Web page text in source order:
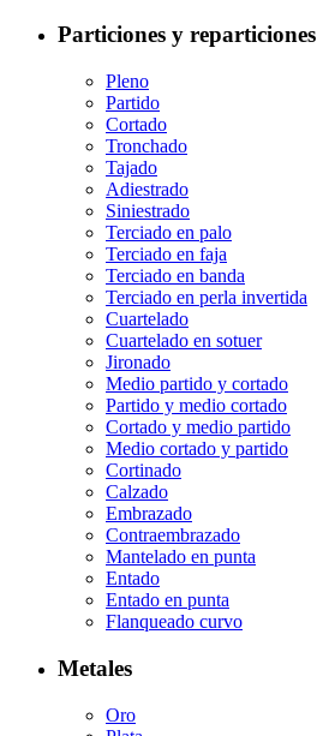
Particiones y reparticiones
Pleno
Partido
Cortado
Tronchado
Tajado
Adiestrado
Siniestrado
Terciado en palo
Terciado en faja
Terciado en banda
Terciado en perla invertida
Cuartelado
Cuartelado en sotuer
Jironado
Medio partido y cortado
Partido y medio cortado
Cortado y medio partido
Medio cortado y partido
Cortinado
Calzado
Embrazado
Contraembrazado
Mantelado en punta
Entado
Entado en punta
Flanqueado curvo
Metales
Oro